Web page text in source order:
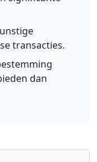
transacties.
dan